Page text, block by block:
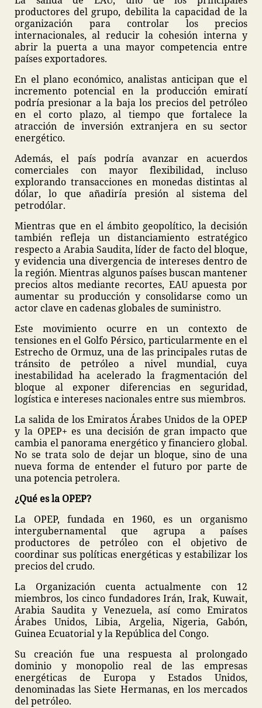
productores del grupo, debilita la capacidad de la
organización para controlar los precios
internacionales, al reducir la cohesión interna y
abrir la puerta a una mayor competencia entre
países exportadores.
En el plano económico, analistas anticipan que el
incremento potencial en la producción emiratí
podría presionar a la baja los precios del petróleo
en el corto plazo, al tiempo que fortalece la
atracción de inversión extranjera en su sector
energético.
Además, el país podría avanzar en acuerdos
comerciales con mayor flexibilidad, incluso
explorando transacciones en monedas distintas al
dólar, lo que añadiría presión al sistema del
petrodólar.
Mientras que en el ámbito geopolítico, la decisión
también refleja un distanciamiento estratégico
respecto a Arabia Saudita, líder de facto del bloque,
y evidencia una divergencia de intereses dentro de
la región. Mientras algunos países buscan mantener
precios altos mediante recortes, EAU apuesta por
aumentar su producción y consolidarse como un
actor clave en cadenas globales de suministro.
Este movimiento ocurre en un contexto de
tensiones en el Golfo Pérsico, particularmente en el
Estrecho de Ormuz, una de las principales rutas de
tránsito de petróleo a nivel mundial, cuya
inestabilidad ha acelerado la fragmentación del
bloque al exponer diferencias en seguridad,
logística e intereses nacionales entre sus miembros.
La salida de los Emiratos Árabes Unidos de la OPEP
y la OPEP+ es una decisión de gran impacto que
cambia el panorama energético y financiero global.
No se trata solo de dejar un bloque, sino de una
nueva forma de entender el futuro por parte de
una potencia petrolera.
¿Qué es la OPEP?
La OPEP, fundada en 1960, es un organismo
intergubernamental que agrupa a países
productores de petróleo con el objetivo de
coordinar sus políticas energéticas y estabilizar los
precios del crudo.
La Organización cuenta actualmente con 12
miembros, los cinco fundadores Irán, Irak, Kuwait,
Arabia Saudita y Venezuela, así como Emiratos
Árabes Unidos, Libia, Argelia, Nigeria, Gabón,
Guinea Ecuatorial y la República del Congo.
Su creación fue una respuesta al prolongado
dominio y monopolio real de las empresas
energéticas de Europa y Estados Unidos,
denominadas las Siete Hermanas, en los mercados
del petróleo.